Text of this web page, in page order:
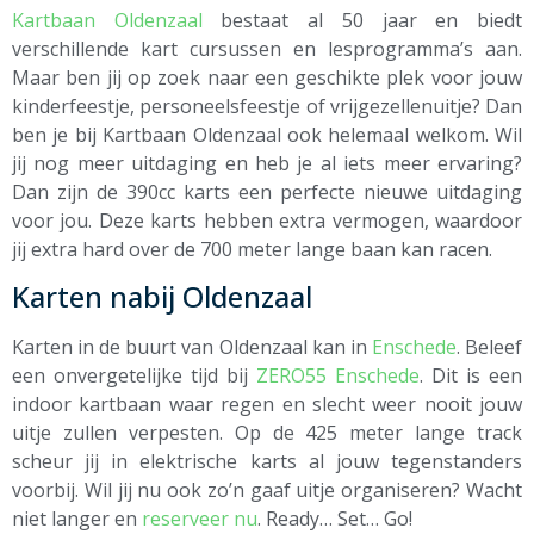
Kartbaan Oldenzaal bestaat al 50 jaar en biedt
verschillende kart cursussen en lesprogramma’s aan.
Maar ben jij op zoek naar een geschikte plek voor jouw
kinderfeestje, personeelsfeestje of vrijgezellenuitje? Dan
ben je bij Kartbaan Oldenzaal ook helemaal welkom. Wil
jij nog meer uitdaging en heb je al iets meer ervaring?
Dan zijn de 390cc karts een perfecte nieuwe uitdaging
voor jou. Deze karts hebben extra vermogen, waardoor
jij extra hard over de 700 meter lange baan kan racen.
Karten nabij Oldenzaal
Karten in de buurt van Oldenzaal kan in Enschede. Beleef
een onvergetelijke tijd bij ZERO55 Enschede. Dit is een
indoor kartbaan waar regen en slecht weer nooit jouw
uitje zullen verpesten. Op de 425 meter lange track
scheur jij in elektrische karts al jouw tegenstanders
voorbij. Wil jij nu ook zo’n gaaf uitje organiseren? Wacht
niet langer en reserveer nu. Ready… Set… Go!